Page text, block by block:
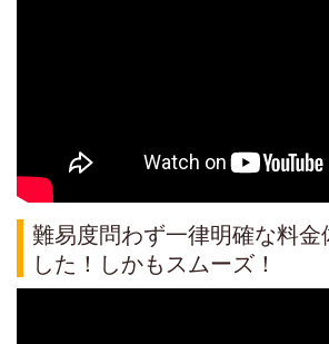
難易度問わず一律明確な料金
した！しかもスムーズ！